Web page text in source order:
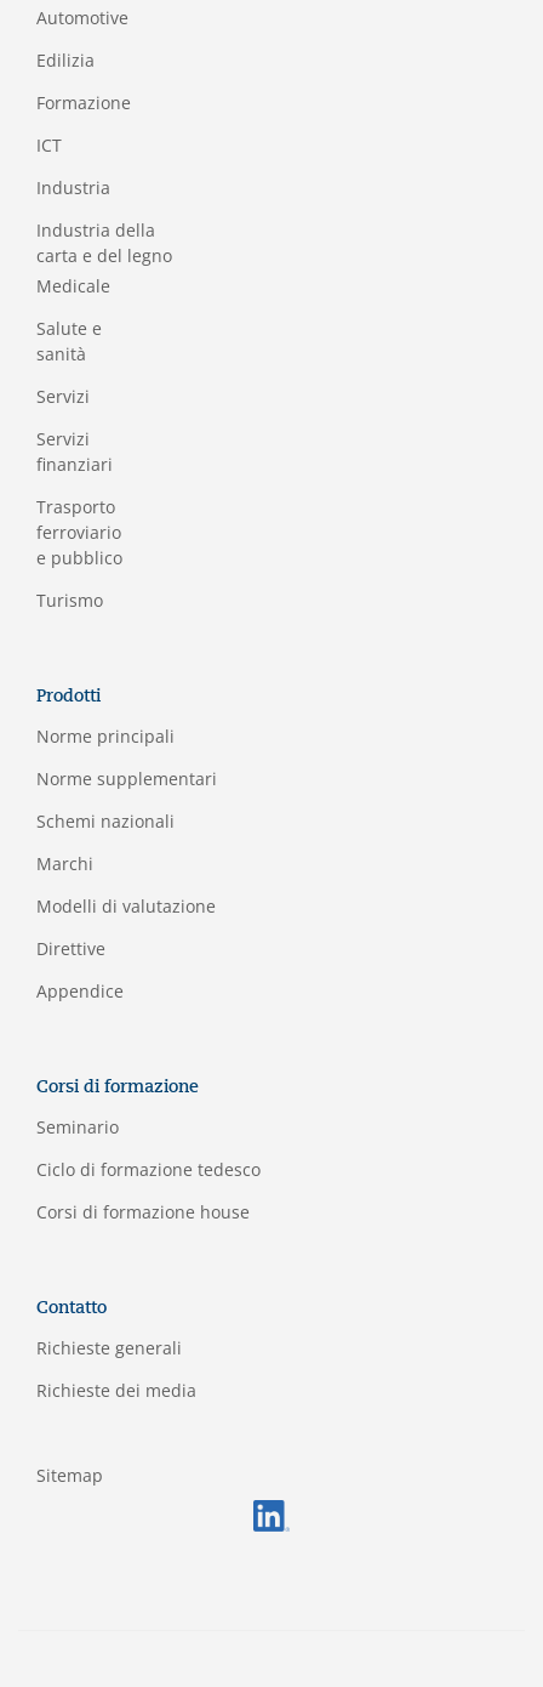
Automotive
Edilizia
Formazione
ICT
Industria
Industria della
carta e del legno
Medicale
Salute e
sanità
Servizi
Servizi
finanziari
Trasporto
ferroviario
e pubblico
Turismo
Prodotti
Norme principali
Norme supplementari
Schemi nazionali
Marchi
Modelli di valutazione
Direttive
Appendice
Corsi di formazione
Seminario
Ciclo di formazione tedesco
Corsi di formazione house
Contatto
Richieste generali
Richieste dei media
Sitemap